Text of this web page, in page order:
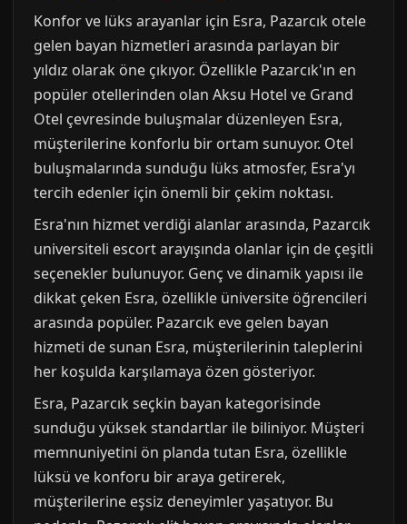
Konfor ve lüks arayanlar için Esra, Pazarcık otele
gelen bayan hizmetleri arasında parlayan bir
yıldız olarak öne çıkıyor. Özellikle Pazarcık'ın en
popüler otellerinden olan Aksu Hotel ve Grand
Otel çevresinde buluşmalar düzenleyen Esra,
müşterilerine konforlu bir ortam sunuyor. Otel
buluşmalarında sunduğu lüks atmosfer, Esra'yı
tercih edenler için önemli bir çekim noktası.
Esra'nın hizmet verdiği alanlar arasında, Pazarcık
universiteli escort arayışında olanlar için de çeşitli
seçenekler bulunuyor. Genç ve dinamik yapısı ile
dikkat çeken Esra, özellikle üniversite öğrencileri
arasında popüler. Pazarcık eve gelen bayan
hizmeti de sunan Esra, müşterilerinin taleplerini
her koşulda karşılamaya özen gösteriyor.
Esra, Pazarcık seçkin bayan kategorisinde
sunduğu yüksek standartlar ile biliniyor. Müşteri
memnuniyetini ön planda tutan Esra, özellikle
lüksü ve konforu bir araya getirerek,
müşterilerine eşsiz deneyimler yaşatıyor. Bu